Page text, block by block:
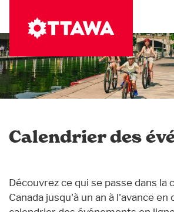
contenu
principal
Calendrier des
Découvrez ce qui se passe dans la
Canada jusqu'à un an à l'avance